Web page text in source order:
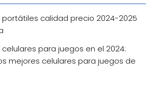
portátiles calidad precio 2024-2025
para juegos en el 2024:
mejores celulares para juegos de